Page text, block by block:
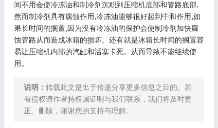
间不用会使冷冻油和制冷剂沉积到压缩机底部和管路底部,
然而制冷剂具有腐蚀作用,冷冻油能够很好起到中和作用,如
果长时间的搁置,因为没有冷冻油的保护会使制冷剂加快腐
蚀管路从而造成冰箱的损坏。还有就是冰箱长时间的搁置容
易让压缩机内部的汽缸和活塞卡死。从而导致不能继续使
用。
说明： 转载此文是出于传递分享更多信息之目的。若
有侵权请作者持权属证明与我们联系，我们将及时更
正、删除，谢谢您的支持与理解。